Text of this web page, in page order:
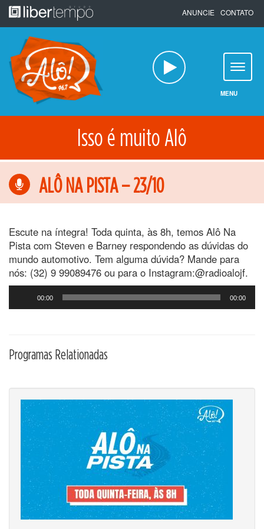
Pular
para
o
conteúdo
ANUNCIE CONTATO
MENU
Isso é muito Alô
ALÔ NA PISTA – 23/10
Escute na íntegra! Toda quinta, às 8h, temos Alô Na
Pista com Steven e Barney respondendo as dúvidas do
mundo automotivo. Tem alguma dúvida? Mande para
nós: (32) 9 99089476 ou para o Instagram:@radioalojf.
áudio
00:00 00:00
Programas Relationadas